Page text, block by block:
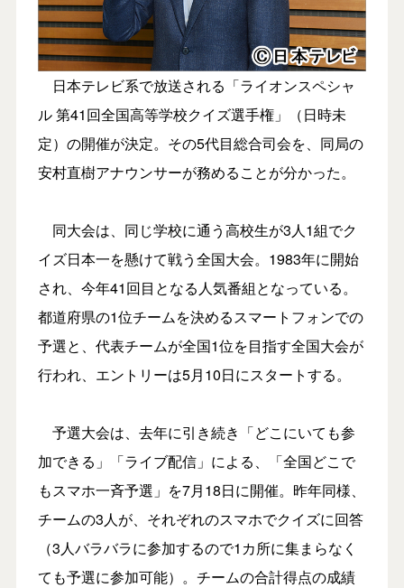
日本テレビ系で放送される「ライオンスペシャ
ル 第41回全国高等学校クイズ選手権」（日時未
定）の開催が決定。その5代目総合司会を、同局の
安村直樹アナウンサーが務めることが分かった。
同大会は、同じ学校に通う高校生が3人1組でク
イズ日本一を懸けて戦う全国大会。1983年に開始
され、今年41回目となる人気番組となっている。
都道府県の1位チームを決めるスマートフォンでの
予選と、代表チームが全国1位を目指す全国大会が
行われ、エントリーは5月10日にスタートする。
予選大会は、去年に引き続き「どこにいても参
加できる」「ライブ配信」による、「全国どこで
もスマホ一斉予選」を7月18日に開催。昨年同様、
チームの3人が、それぞれのスマホでクイズに回答
（3人バラバラに参加するので1カ所に集まらなく
ても予選に参加可能）。チームの合計得点の成績